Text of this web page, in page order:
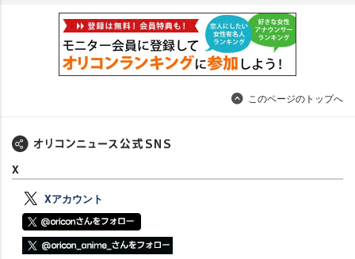
このページのトップへ
X
Xアカウント